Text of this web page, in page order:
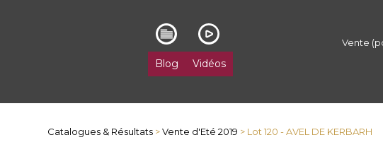
Blog Vidéos
Vente
Catalogues & Résultats >Vente d'Eté 2019 > Lot 120 - AVEL DE KERBARH